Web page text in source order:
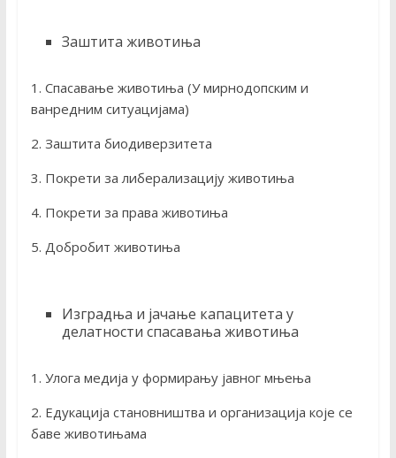
Заштита животиња
1. Спасавање животиња (У мирнодопским и
ванредним ситуацијама)
2. Заштита биодиверзитета
3. Покрети за либерализацију животиња
4. Покрети за права животиња
5. Добробит животиња
Изградња и јачање капацитета у
делатности спасавања животиња
1. Улога медија у формирању јавног мњења
2. Едукација становништва и организација које се
баве животињама